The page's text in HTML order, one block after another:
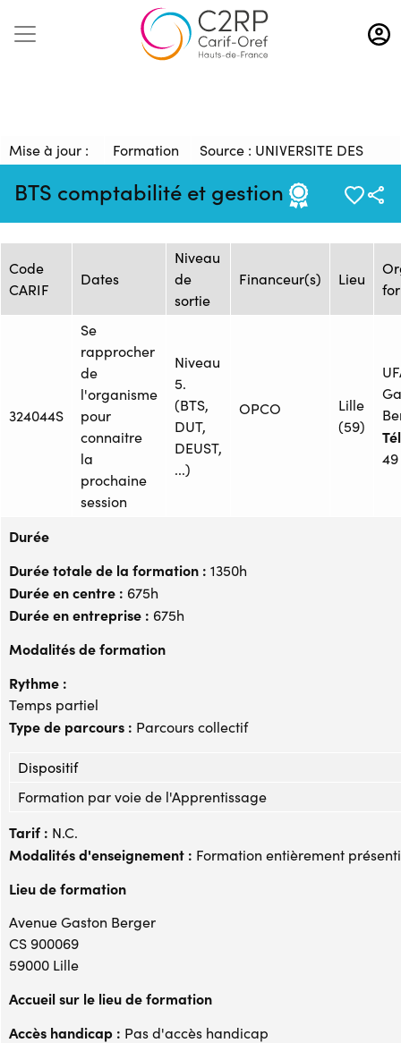
Aller
au
contenu
BTS comptabilité et gestion
Mise à jour :
29/01/2025
Formation
: 1481963
Source : UNIVERSITE DES
COMPETENCES HABITAT
Session de formation
Code
CARIF
Dates
Niveau
de
sortie
Financeur(s) Lieu
324044S
Se
rapprocher
de
l'organisme
pour
connaitre
la
prochaine
session
Niveau
5.
(BTS,
DUT,
DEUST,
...)
OPCO
Lille
(59)
49
Durée
Durée totale de la formation : 1350h
Durée en centre : 675h
Durée en entreprise : 675h
Modalités de formation
Rythme :
Temps partiel
Type de parcours : Parcours collectif
Dispositif
Formation par voie de l'Apprentissage
Tarif : N.C.
Modalités d'enseignement : Formation entièrement
Lieu de formation
Avenue Gaston Berger
CS 900069
59000 Lille
Accueil sur le lieu de formation
Accès handicap : Pas d'accès handicap